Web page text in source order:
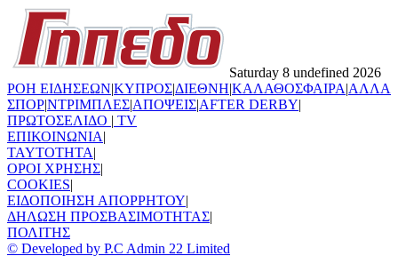
Saturday 8 undefined 2026
ΡΟΗ ΕΙΔΗΣΕΩΝ|ΚΥΠΡΟΣ|ΔΙΕΘΝΗ|ΚΑΛΑΘΟΣΦΑΙΡΑ|ΑΛΛΑ
ΣΠΟΡ|ΝΤΡΙΜΠΛΕΣ|ΑΠΟΨΕΙΣ|AFTER DERBY|
ΠΡΩΤΟΣΕΛΙΔΟ | TV
ΕΠΙΚΟΙΝΩΝΙΑ|
TAYTOTHTA|
ΟΡΟΙ ΧΡΗΣΗΣ|
COOKIES|
ΕΙΔΟΠΟΙΗΣΗ ΑΠΟΡΡΗΤΟΥ|
ΔΗΛΩΣΗ ΠΡΟΣΒΑΣΙΜΟΤΗΤΑΣ|
ΠΟΛΙΤΗΣ
© Developed by P.C Admin 22 Limited